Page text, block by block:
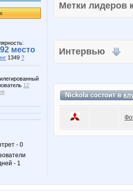
место
1349 ?
12
- 0
- 1
Метки
Интервью
Nickola состоит в